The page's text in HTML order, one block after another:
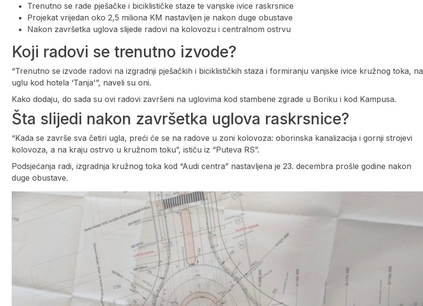
Trenutno se rade pješačke i biciklističke staze te vanjske ivice raskrsnice
Projekat vrijedan oko 2,5 miliona KM nastavljen je nakon duge obustave
Nakon završetka uglova slijede radovi na kolovozu i centralnom ostrvu
Koji radovi se trenutno izvode?
“Trenutno se izvode radovi na izgradnji pješačkih i biciklističkih staza i formiranju vanjske ivice kružnog toka, na
uglu kod hotela ‘Tanja'”, naveli su oni.
Kako dodaju, do sada su ovi radovi završeni na uglovima kod stambene zgrade u Boriku i kod Kampusa.
Šta slijedi nakon završetka uglova raskrsnice?
“Kada se završe sva četiri ugla, preći će se na radove u zoni kolovoza: oborinska kanalizacija i gornji strojevi
kolovoza, a na kraju ostrvo u kružnom toku”, ističu iz “Puteva RS”.
Podsjećanja radi, izgradnja kružnog toka kod “Audi centra” nastavljena je 23. decembra prošle godine nakon
duge obustave.